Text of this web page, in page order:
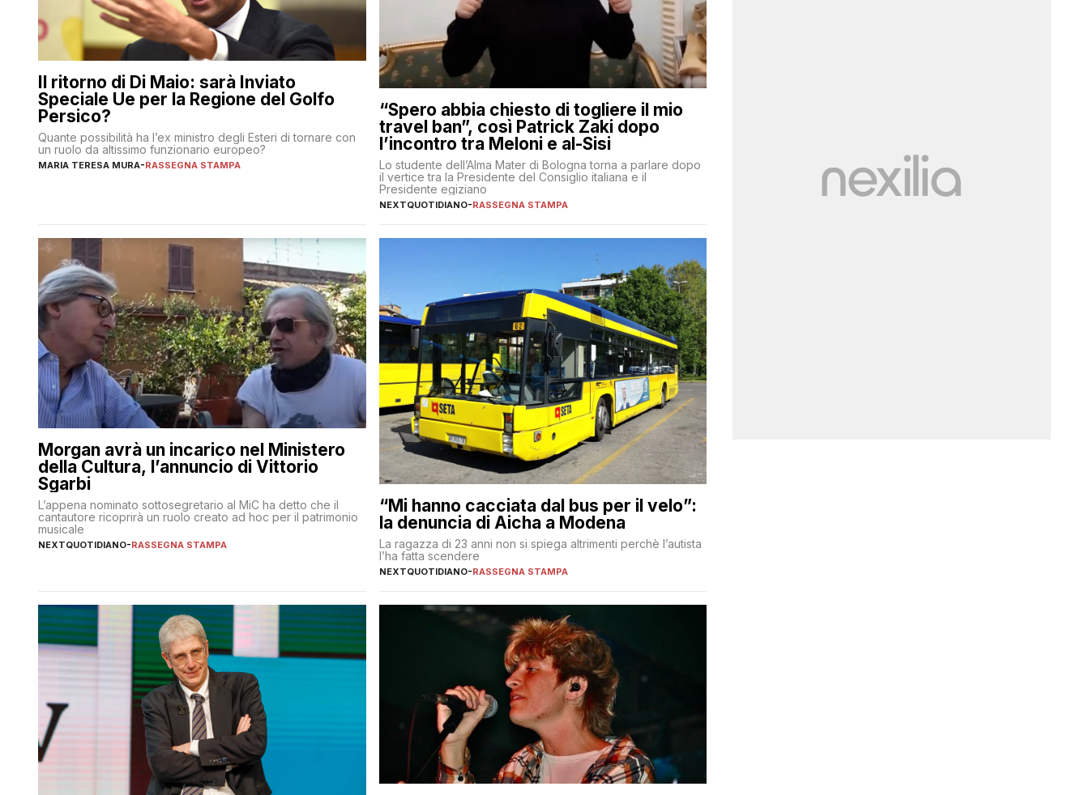
Il ritorno di Di Maio: sarà Inviato
Speciale Ue per la Regione del Golfo
Persico?
Quante possibilità ha l’ex ministro degli Esteri di tornare con
un ruolo da altissimo funzionario europeo?
MARIA TERESA MURA-RASSEGNA STAMPA
“Spero abbia chiesto di togliere il mio
travel ban”, così Patrick Zaki dopo
l’incontro tra Meloni e al-Sisi
Lo studente dell’Alma Mater di Bologna torna a parlare dopo
il vertice tra la Presidente del Consiglio italiana e il
Presidente egiziano
NEXTQUOTIDIANO-RASSEGNA STAMPA
Morgan avrà un incarico nel Ministero
della Cultura, l’annuncio di Vittorio
Sgarbi
L’appena nominato sottosegretario al MiC ha detto che il
cantautore ricoprirà un ruolo creato ad hoc per il patrimonio
musicale
NEXTQUOTIDIANO-RASSEGNA STAMPA
“Mi hanno cacciata dal bus per il velo”:
la denuncia di Aicha a Modena
La ragazza di 23 anni non si spiega altrimenti perchè l’autista
l’ha fatta scendere
NEXTQUOTIDIANO-RASSEGNA STAMPA